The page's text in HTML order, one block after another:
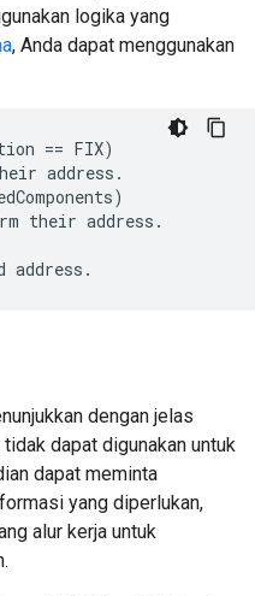
logika yang
, Anda dapat menggunakan
== FIX)
address.
their address.
dengan jelas
dapat digunakan untuk
dapat meminta
yang diperlukan,
alur kerja untuk